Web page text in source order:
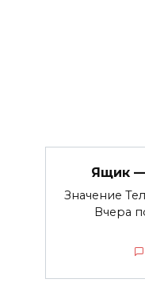
Ящик —
Значение
Вчера